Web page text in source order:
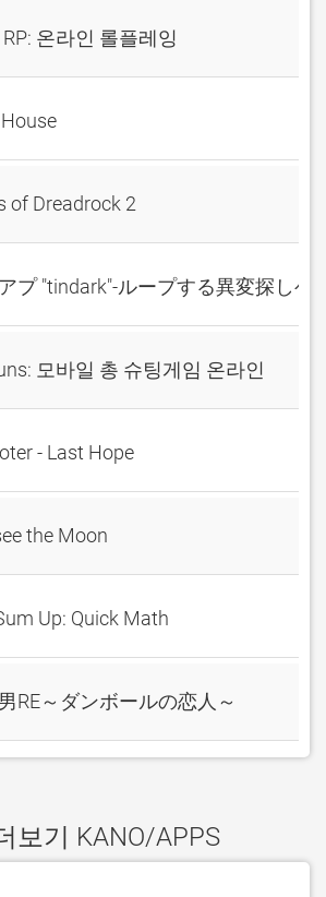
온라인 롤플레잉
of Dreadrock 2
プ "tindark"-ループする異変探しゲ
모바일 총 슈팅게임 온라인
- Last Hope
the Moon
Up: Quick Math
RE～ダンボールの恋人～
보기 KANO/APPS